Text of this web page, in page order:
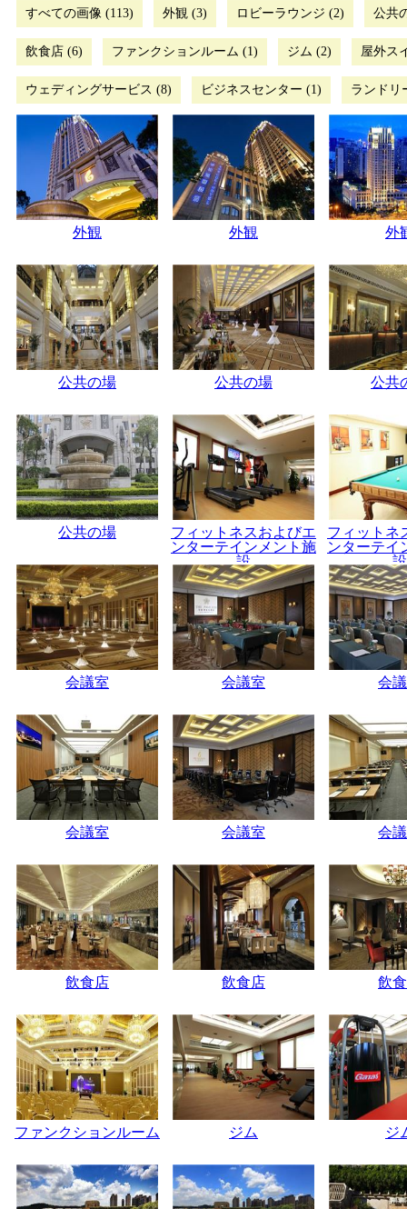
すべての画像 (113) 外観 (3) ロビーラウンジ (2) 公共
飲食店 (6) ファンクションルーム (1) ジム (2) 屋外ス
ウェディングサービス (8) ビジネスセンター (1) ランドリ
外観 外観 外
公共の場 公共の場 公共
公共の場
フィットネスおよびエ
ンターテインメント施
設
フィットネ
ンターテイ
設
会議室 会議室 会
会議室 会議室 会
飲食店 飲食店 飲
ファンクションルーム ジム ジ